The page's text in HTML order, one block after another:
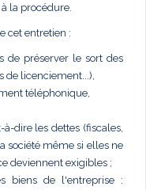
la procédure.
cet entretien :
de préserver le sort des
de licenciement...),
téléphonique,
dire les dettes (fiscales,
société même si elles ne
deviennent exigibles ;
biens de l'entreprise :